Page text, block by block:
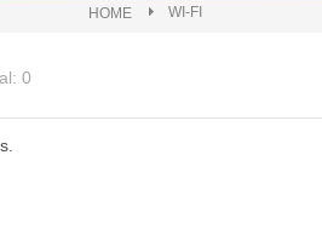
HOME WI-FI
0